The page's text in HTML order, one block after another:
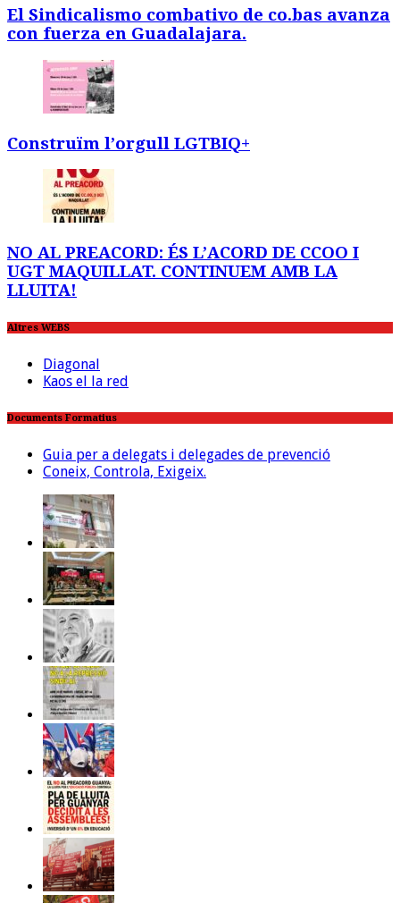
El Sindicalismo combativo de co.bas avanza
con fuerza en Guadalajara.
Construïm l’orgull LGTBIQ+
NO AL PREACORD: ÉS L’ACORD DE CCOO I
UGT MAQUILLAT. CONTINUEM AMB LA
LLUITA!
Altres WEBS
Diagonal
Kaos el la red
Documents Formatius
Guia per a delegats i delegades de prevenció
Coneix, Controla, Exigeix.